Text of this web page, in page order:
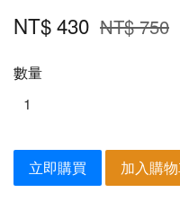
NT$ 430 NT$ 750
數量
立即購買 加入購